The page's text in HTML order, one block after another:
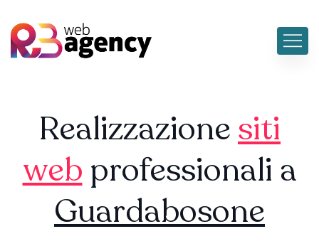
Realizzazionesiti
web professionali a
Guardabosone